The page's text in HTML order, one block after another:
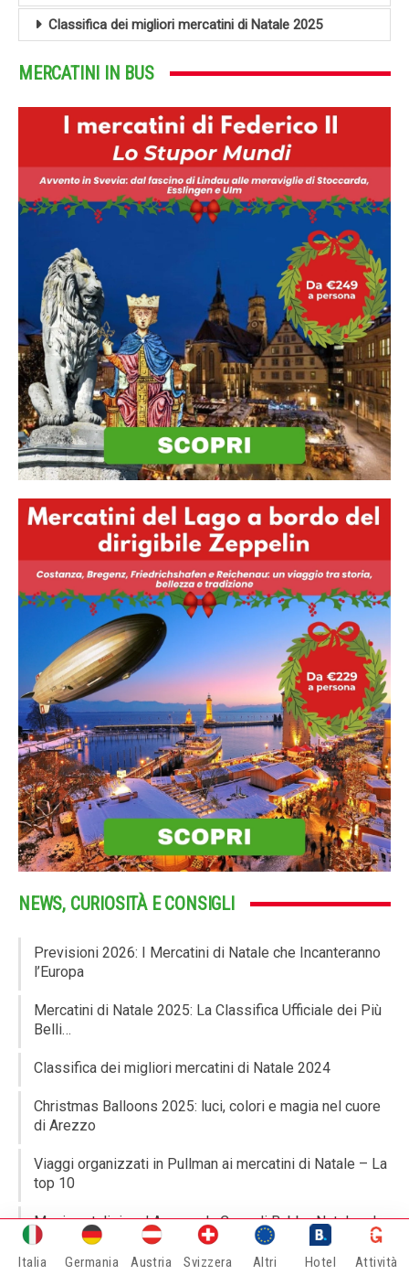
Classifica dei migliori mercatini di Natale 2025
MERCATINI IN BUS
NEWS, CURIOSITÀ E CONSIGLI
Previsioni 2026: I Mercatini di Natale che Incanteranno
l’Europa
Mercatini di Natale 2025: La Classifica Ufficiale dei Più
Belli…
Classifica dei migliori mercatini di Natale 2024
Christmas Balloons 2025: luci, colori e magia nel cuore
di Arezzo
Viaggi organizzati in Pullman ai mercatini di Natale – La
top 10
Magia natalizia ad Arezzo: la Casa di Babbo Natale e la
Brick House…
Italia Germania Austria Svizzera Altri Hotel Attività